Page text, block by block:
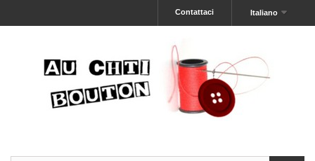
Italiano
Contattaci